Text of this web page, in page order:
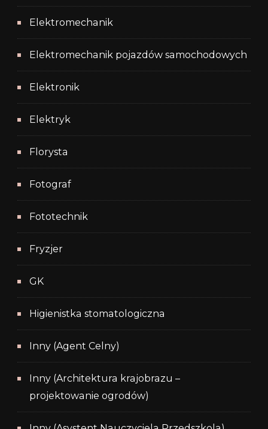
Elektromechanik
Elektromechanik pojazdów samochodowych
Elektronik
Elektryk
Florysta
Fotograf
Fototechnik
Fryzjer
GK
Higienistka stomatologiczna
Inny (Agent Celny)
Inny (Architektura krajobrazu –
projektowanie ogrodów)